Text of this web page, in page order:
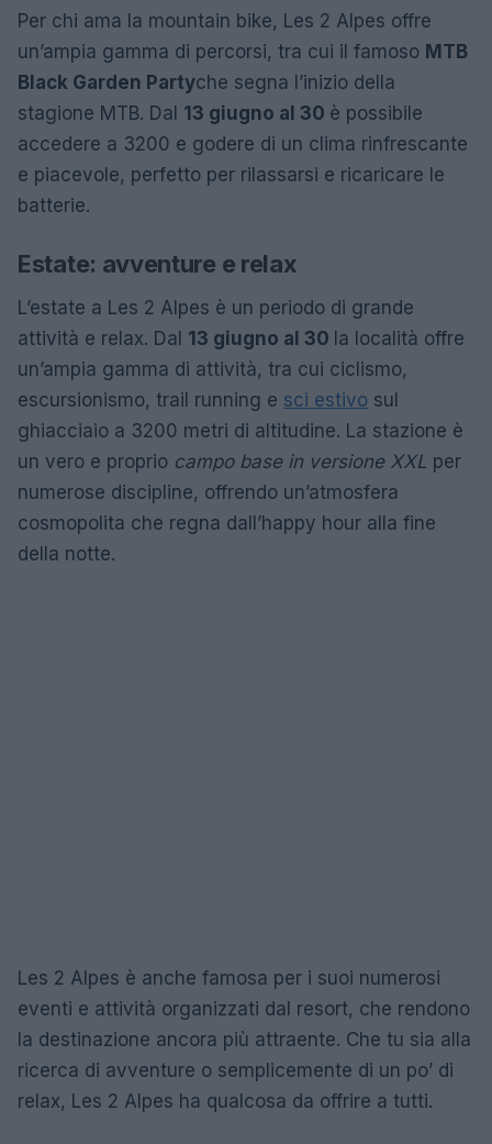
Per chi ama la mountain bike, Les 2 Alpes offre
un’ampia gamma di percorsi, tra cui il famoso MTB
Black Garden Partyche segna l’inizio della
stagione MTB. Dal 13 giugno al 30 è possibile
accedere a 3200 e godere di un clima rinfrescante
e piacevole, perfetto per rilassarsi e ricaricare le
batterie.
Estate: avventure e relax
L’estate a Les 2 Alpes è un periodo di grande
attività e relax. Dal 13 giugno al 30 la località offre
un’ampia gamma di attività, tra cui ciclismo,
escursionismo, trail running e sci estivo sul
ghiacciaio a 3200 metri di altitudine. La stazione è
un vero e proprio campo base in versione XXL per
numerose discipline, offrendo un’atmosfera
cosmopolita che regna dall’happy hour alla fine
della notte.
Les 2 Alpes è anche famosa per i suoi numerosi
eventi e attività organizzati dal resort, che rendono
la destinazione ancora più attraente. Che tu sia alla
ricerca di avventure o semplicemente di un po’ di
relax, Les 2 Alpes ha qualcosa da offrire a tutti.